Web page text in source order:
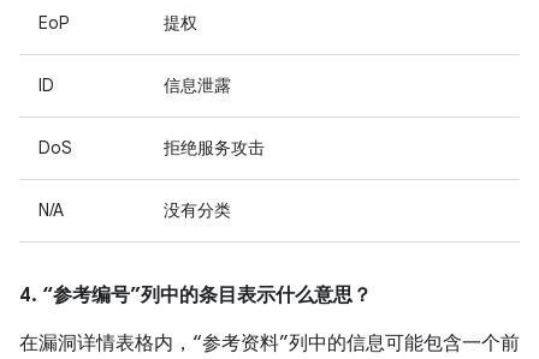
EoP 提权
ID 信息泄露
DoS 拒绝服务攻击
N/A 没有分类
4. “参考编号”列中的条目表示什么意思？
在漏洞详情表格内，“参考资料”列中的信息可能包含一个前